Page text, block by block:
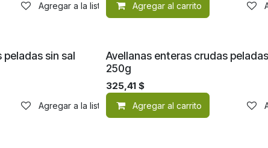
Agregar a la lista de deseosAgregar al carrito
sin sal
Agregar a la lista de deseos
Avellanas enteras crudas
250g
325,41 $
Agregar al carrito